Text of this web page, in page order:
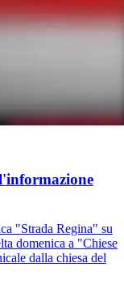
"Strada Regina" su
domenica a "Chiese
dalla chiesa del